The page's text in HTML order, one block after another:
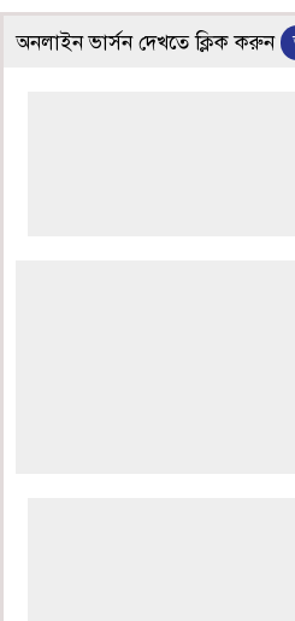
অনলাইন ভার্সন দেখতে ক্লিক করুন